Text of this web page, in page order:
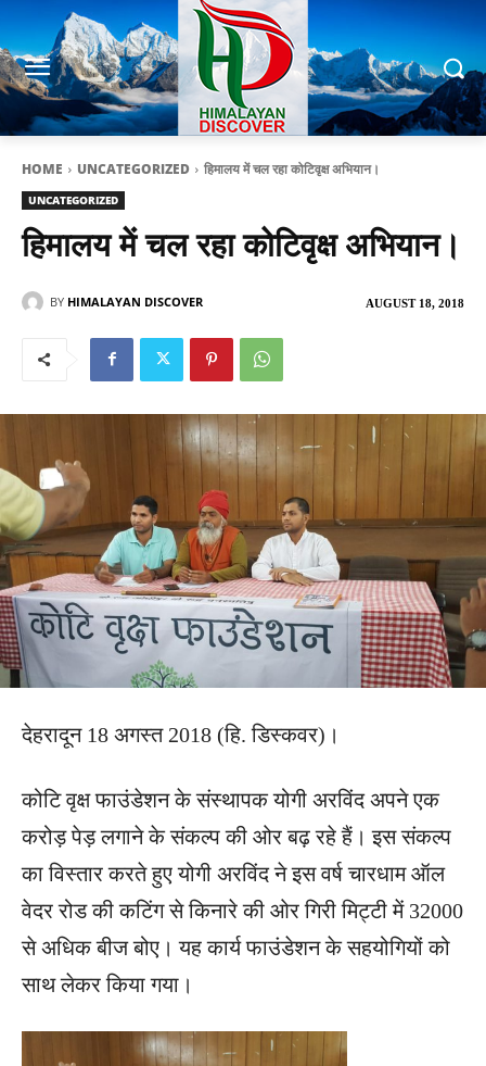
HOME UNCATEGORIZED हिमालय में चल रहा कोटिवृक्ष अभियान।
UNCATEGORIZED
हिमालय में चल रहा कोटिवृक्ष अभियान।
AUGUST 18, 2018
BY HIMALAYAN DISCOVER
देहरादून 18 अगस्त 2018 (हि. डिस्कवर)।
कोटि वृक्ष फाउंडेशन के संस्थापक योगी अरविंद अपने एक
करोड़ पेड़ लगाने के संकल्प की ओर बढ़ रहे हैं। इस संकल्प
का विस्तार करते हुए योगी अरविंद ने इस वर्ष चारधाम ऑल
वेदर रोड की कटिंग से किनारे की ओर गिरी मिट्टी में 32000
से अधिक बीज बोए। यह कार्य फाउंडेशन के सहयोगियों को
साथ लेकर किया गया।